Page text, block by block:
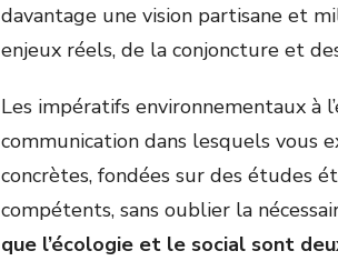
davantage une vision partisane et
enjeux réels, de la conjoncture et
Les impératifs environnementaux à
communication dans lesquels vous
concrètes, fondées sur des études
compétents, sans oublier la
que l’écologie et le social sont